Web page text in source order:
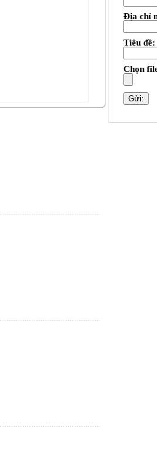
Địa chỉ
Tiêu đề:
Chọn